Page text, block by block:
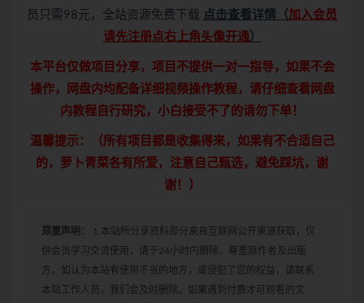
员只需98元，全站资源免费下载 点击查看详情 （加入会员
请先注册点右上角头像开通）
本平台仅做项目分享，项目不提供一对一指导，如果不会
操作，网盘内均配备详细视频操作教程，请仔细查看网盘
内教程自行研究，小白接受不了的请勿下单！
温馨提示：（所有项目都是收集得来，如果有不合适自己
的，萝卜青菜各有所爱，注意自己甄选，避免踩坑，谢
谢！）
郑重声明：
1.本站所分享资料部分来自互联网公开渠道获取，仅
供会员学习交流使用，请于24小时内删除，尊重原作者及出版
方，如认为本站有使用不当的地方，或侵犯了您的权益，请联系
本站工作人员，我们会及时删除。如果遇到付费才可观看的文